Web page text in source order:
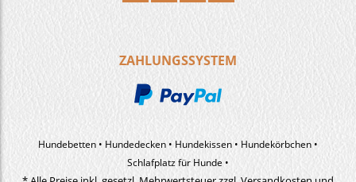
ZAHLUNGSSYSTEM
Hundebetten Hundedecken Hundekissen
Hundekörbchen
Schlafplatz für Hunde